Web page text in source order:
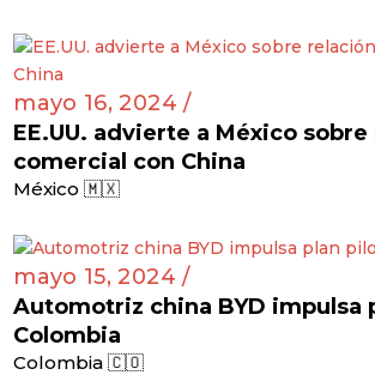
mayo 16, 2024 /
EE.UU. advierte a México
comercial con China
México 🇲🇽
mayo 15, 2024 /
Automotriz china BYD impulsa
Colombia
Colombia 🇨🇴